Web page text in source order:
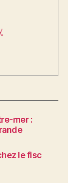
mer :
le fisc